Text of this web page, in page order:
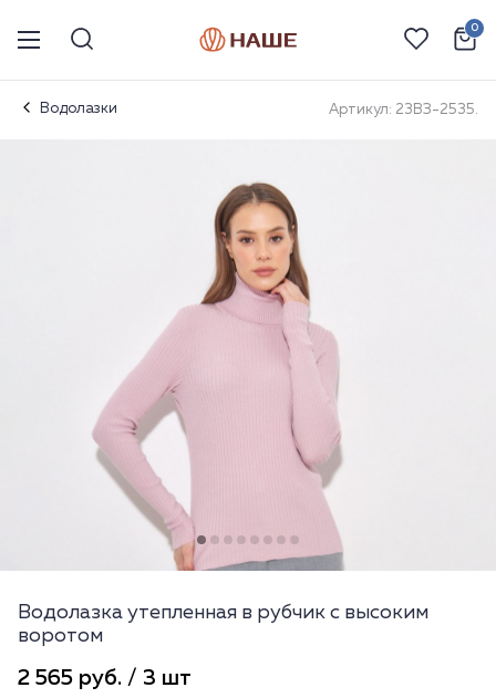
0
Водолазки Артикул: 23ВЗ-2535.
Водолазка утепленная в рубчик с высоким
воротом
2 565 руб. / 3 шт